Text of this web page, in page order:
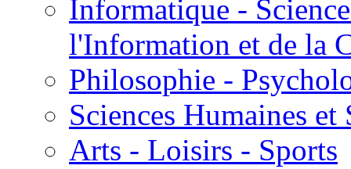
Informatique -
l'Information et de la
Philosophie -
Sciences Humaines et
Arts - Loisirs - Sports